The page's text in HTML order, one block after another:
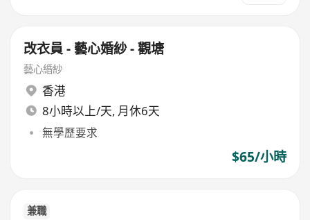
改衣員 - 藝心婚紗 - 觀塘
藝心緍紗
香港
8小時以上/天, 月休6天
無學歷要求
$65/小時
兼職